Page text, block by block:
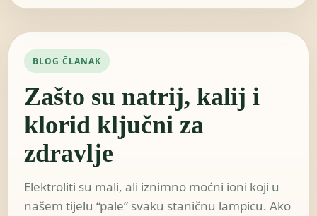
BLOG ČLANAK
Zašto su natrij, kalij i
klorid ključni za
zdravlje
Elektroliti su mali, ali iznimno moćni ioni koji u
našem tijelu “pale” svaku staničnu lampicu. Ako